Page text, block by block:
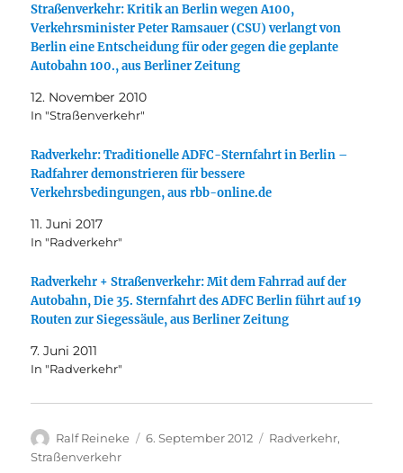
Straßenverkehr: Kritik an Berlin wegen A100,
Verkehrsminister Peter Ramsauer (CSU) verlangt von
Berlin eine Entscheidung für oder gegen die geplante
Autobahn 100., aus Berliner Zeitung
12. November 2010
In "Straßenverkehr"
Radverkehr: Traditionelle ADFC-Sternfahrt in Berlin –
Radfahrer demonstrieren für bessere
Verkehrsbedingungen, aus rbb-online.de
11. Juni 2017
In "Radverkehr"
Radverkehr + Straßenverkehr: Mit dem Fahrrad auf der
Autobahn, Die 35. Sternfahrt des ADFC Berlin führt auf 19
Routen zur Siegessäule, aus Berliner Zeitung
7. Juni 2011
In "Radverkehr"
Autor
Ralf Reineke
Veröffentlicht
6. September 2012 Kategorien
Radverkehr,
Straßenverkehr